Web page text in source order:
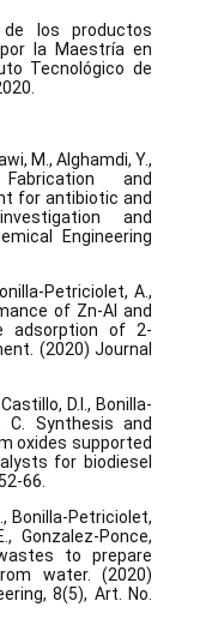
los productos
la Maestría en
Tecnológico de
M., Alghamdi, Y.,
and
for antibiotic and
and
Engineering
Petriciolet, A.,
of Zn-Al and
adsorption of 2-
(2020) Journal
D.I., Bonilla-
C. Synthesis and
oxides supported
for biodiesel
66.
Bonilla-Petriciolet,
Gonzalez-Ponce,
to prepare
water. (2020)
8(5), Art. No.